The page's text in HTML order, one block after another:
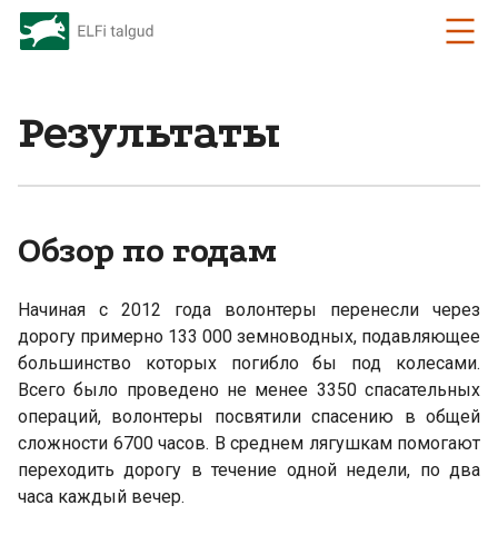
Результаты
Обзор по годам
Начиная с 2012 года волонтеры перенесли через
дорогу примерно 133 000 земноводных, подавляющее
большинство которых погибло бы под колесами.
Всего было проведено не менее 3350 спасательных
операций, волонтеры посвятили спасению в общей
сложности 6700 часов. В среднем лягушкам помогают
переходить дорогу в течение одной недели, по два
часа каждый вечер.